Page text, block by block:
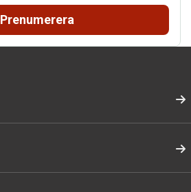
Prenumerera